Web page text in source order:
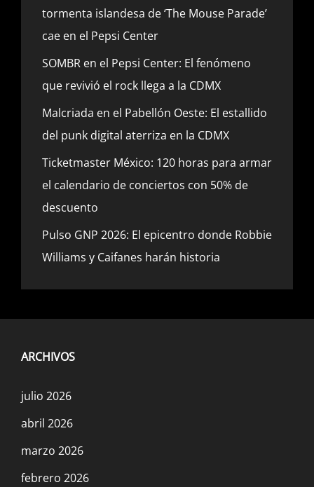
tormenta islandesa de ‘The Mouse Parade’
cae en el Pepsi Center
SOMBR en el Pepsi Center: El fenómeno
que revivió el rock llega a la CDMX
Malcriada en el Pabellón Oeste: El estallido
del punk digital aterriza en la CDMX
Ticketmaster México: 120 horas para armar
el calendario de conciertos con 50% de
descuento
Pulso GNP 2026: El epicentro donde Robbie
Williams y Caifanes harán historia
ARCHIVOS
julio 2026
abril 2026
marzo 2026
febrero 2026